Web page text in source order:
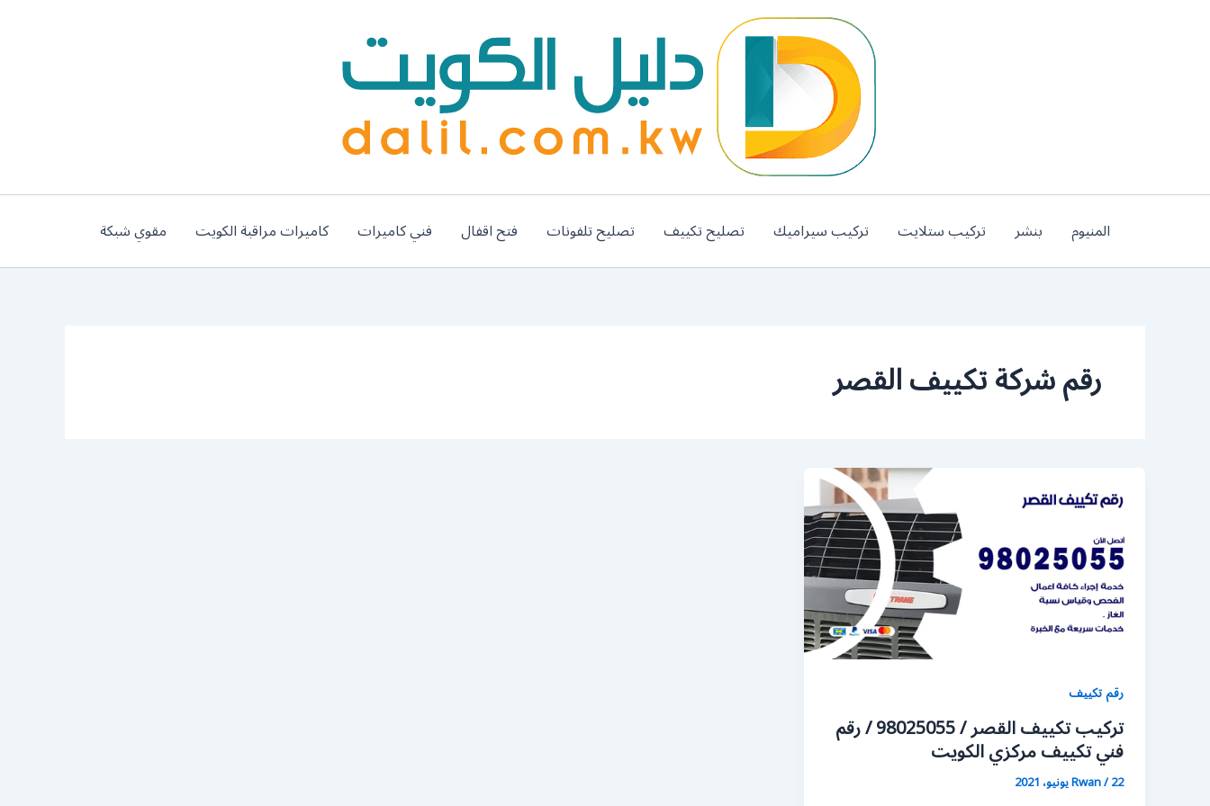
المنيوم بنشر تركيب ستلايت تركيب سيراميك تصليح تكييف تصليح تلفونات فتح اقفال فني كاميرات كاميرات مراقبة الكويت مقوي شبكة
رقم شركة تكييف القصر
رقم تكييف
تركيب تكييف القصر / 98025055 / رقم
فني تكييف مركزي الكويت
Rwan/22 يونيو، 2021